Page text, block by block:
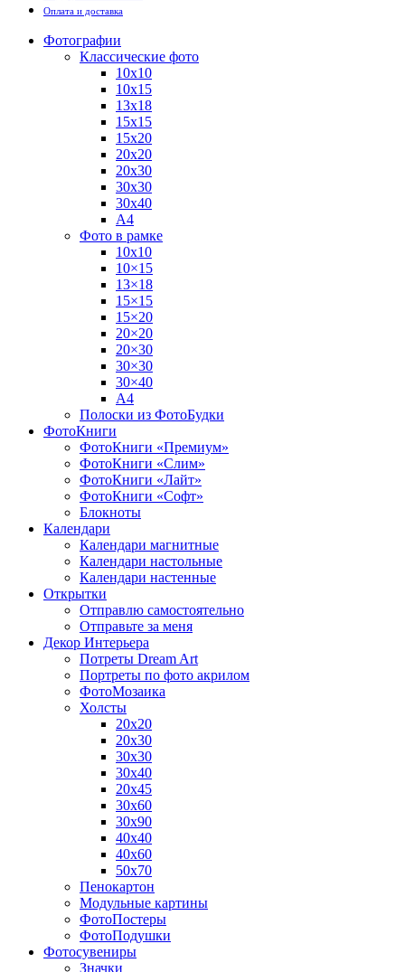
Оплата и доставка
Фотографии
Классические фото
10х10
10х15
13х18
15х15
15х20
20х20
20х30
30х30
30х40
А4
Фото в рамке
10х10
10×15
13×18
15×15
15×20
20×20
20×30
30×30
30×40
A4
Полоски из ФотоБудки
ФотоКниги
ФотоКниги «Премиум»
ФотоКниги «Слим»
ФотоКниги «Лайт»
ФотоКниги «Софт»
Блокноты
Календари
Календари магнитные
Календари настольные
Календари настенные
Открытки
Отправлю самостоятельно
Отправьте за меня
Декор Интерьера
Потреты Dream Art
Портреты по фото акрилом
ФотоМозаика
Холсты
20х20
20х30
30х30
30х40
20х45
30х60
30х90
40х40
40х60
50х70
Пенокартон
Модульные картины
ФотоПостеры
ФотоПодушки
Фотоcувениры
Значки